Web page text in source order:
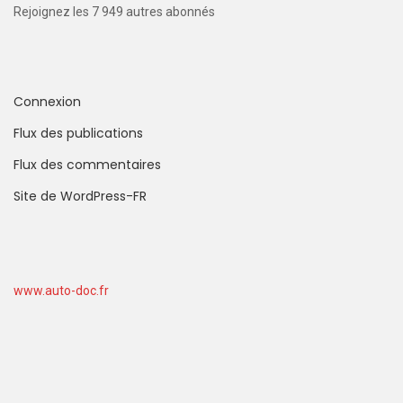
Rejoignez les 7 949 autres abonnés
Connexion
Flux des publications
Flux des commentaires
Site de WordPress-FR
www.auto-doc.fr